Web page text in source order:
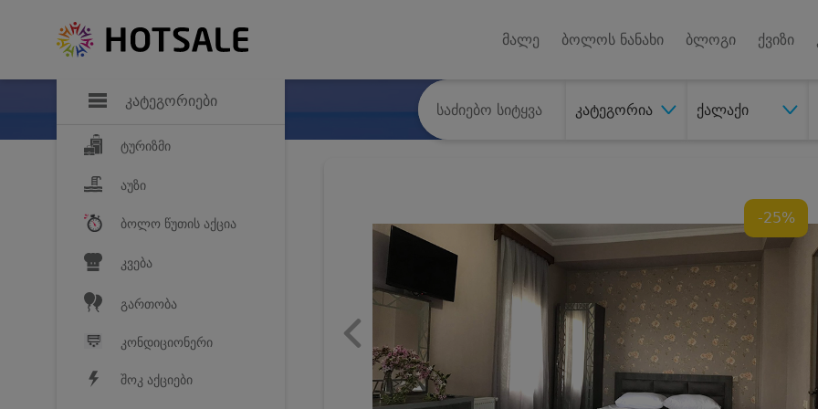
კატეგორიები
ტურიზმი
აუზი
ბოლო წუთის აქცია
კვება
გართობა
კონდიციონერი
შოკ აქციები
მალე ბოლოს ნანახი ბლოგი ქვიზი
კატეგორია ქალაქი
-25%